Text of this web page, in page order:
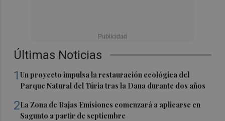
Últimas Noticias
1Un proyecto impulsa la restauración ecológica del
Parque Natural del Túria tras la Dana durante dos años
2La Zona de Bajas Emisiones comenzará a aplicarse en
Sagunto a partir de septiembre